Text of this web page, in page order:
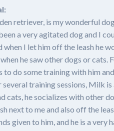
retriever, is my wonderful
a very agitated dog and I
when I let him off the leash he
he saw other dogs or
to do some training with him
several training sessions, Milk
cats, he socializes with other
next to me and also off the
given to him, and he is a very